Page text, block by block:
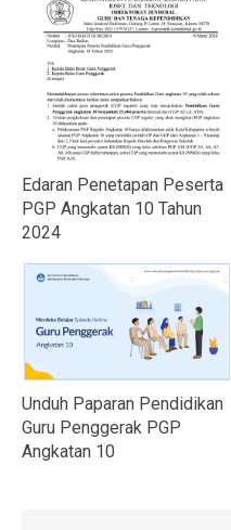
Edaran Penetapan Peserta
PGP Angkatan 10 Tahun
2024
Unduh Paparan Pendidikan
Guru Penggerak PGP
Angkatan 10